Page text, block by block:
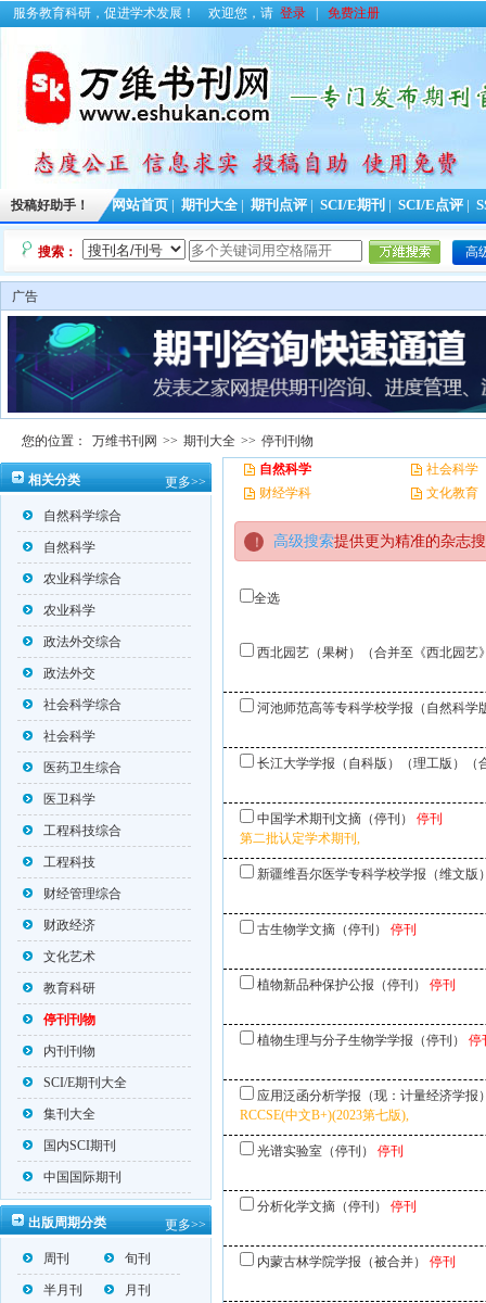
服务教育科研，促进学术发展！ 欢迎您，请 登录 免费注册
投稿好助手！ 网站首页 期刊大全 期刊点评 SCI/E期刊 SCI/E点评
搜索： 高
广告
您的位置： 万维书刊网 >> 期刊大全 >> 停刊刊物
相关分类 更多>>
自然科学综合
自然科学
农业科学综合
农业科学
政法外交综合
政法外交
社会科学综合
社会科学
医药卫生综合
医卫科学
工程科技综合
工程科技
财经管理综合
财政经济
文化艺术
教育科研
停刊刊物
内刊刊物
SCI/E期刊大全
集刊大全
国内SCI期刊
中国国际期刊
出版周期分类 更多>>
周刊 旬刊
半月刊 月刊
自然科学
社会科学
财经学科
文化教育
高级搜索提供更为精准的杂志
全选
西北园艺（果树）（合并至《西北园
河池师范高等专科学校学报（自然科
长江大学学报（自科版）（理工版）
中国学术期刊文摘（停刊）
停刊
第二批认定学术期刊,
新疆维吾尔医学专科学校学报（维文
古生物学文摘（停刊） 停刊
植物新品种保护公报（停刊） 停刊
植物生理与分子生物学学报（停刊） 停
应用泛函分析学报（现：计量经济学
RCCSE(中文B+)(2023第七版),
光谱实验室（停刊） 停刊
分析化学文摘（停刊） 停刊
内蒙古林学院学报（被合并） 停刊